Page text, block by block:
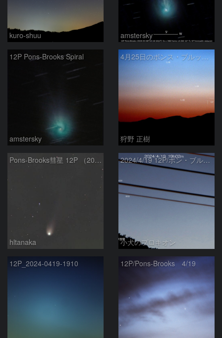
kuro-shuu amstersky
12P Pons-Brooks Spiral
amstersky
4月25日のポンス・ブルックス彗星(12P)
狩野 正樹
Pons-Brooks彗星 12P （2024/04/08） 米国テキサス州
hltanaka
2024/4/19 12P/ポン・ブルックス彗星・木星・天王星
小犬のプロキオン
12P_2024-0419-1910 12P/Pons-Brooks 4/19